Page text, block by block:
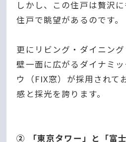
しかし、この住戸は贅沢
住戸で眺望があるのです。
更にリビング・ダイニング
壁一面に広がるダイナミ
ウ（FIX窓）が採用されて
感と採光を誇ります。
② 「東京タワー」と「富